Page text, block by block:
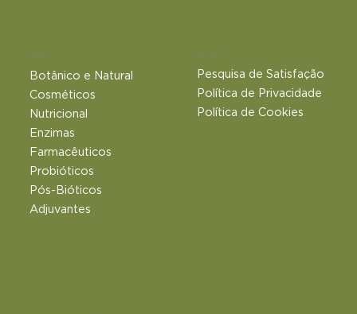
Produtos
Botânico e Natural​
Cosméticos
Nutricional
Enzimas
Farmacêuticos
Probióticos
Pós-Bióticos
Adjuvantes
Outros Links
Pesquisa de Satisfação
Política de Privacidade
Política de Cookies